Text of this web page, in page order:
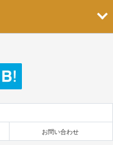
お問い合わせ